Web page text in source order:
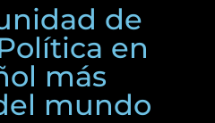
de
en
más
mundo